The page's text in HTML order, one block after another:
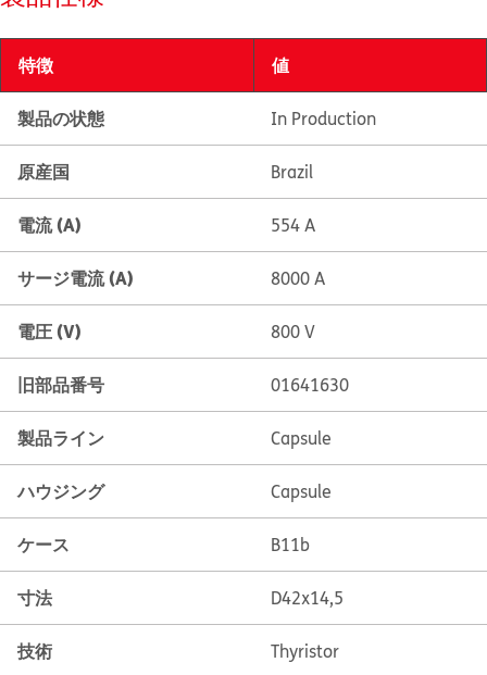
特徴 値
製品の状態 In Production
原産国 Brazil
電流 (A) 554 A
サージ電流 (A) 8000 A
電圧 (V) 800 V
旧部品番号 01641630
製品ライン Capsule
ハウジング Capsule
ケース B11b
寸法 D42x14,5
技術 Thyristor